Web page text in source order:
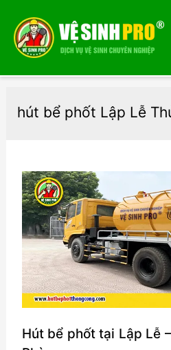
hút bể phốt Lập Lễ
Hút bể phốt tại Lập Lễ